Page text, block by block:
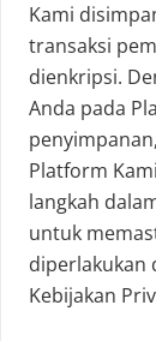
Kami
transaksi
dienkripsi.
Anda pada
Platform
langkah
untuk
diperlakukan
Kebijakan